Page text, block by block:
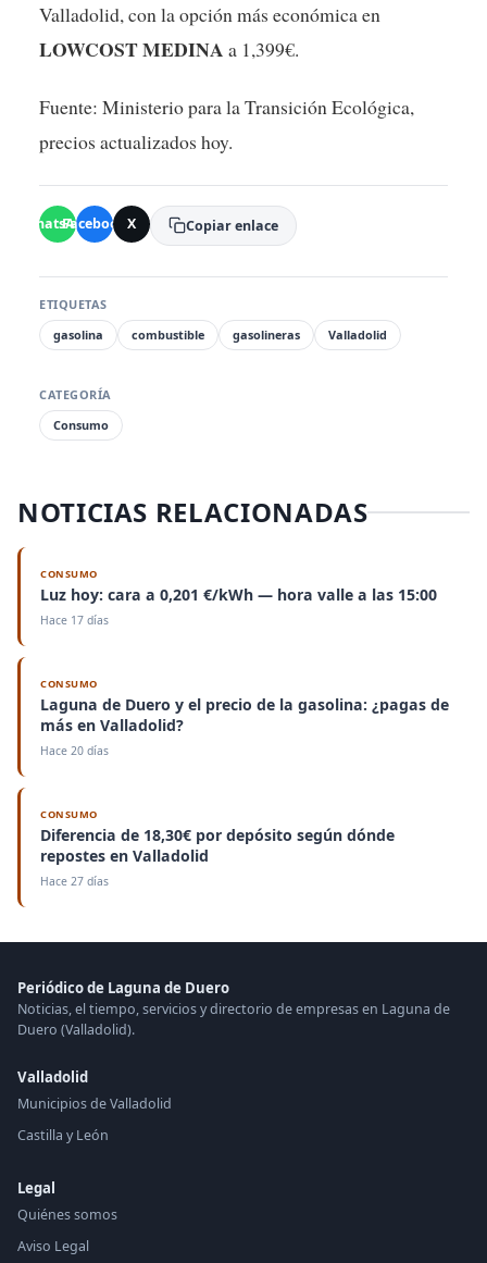
Valladolid, con la opción más económica en
LOWCOST MEDINA a 1,399€.
Fuente: Ministerio para la Transición Ecológica,
precios actualizados hoy.
WhatsApp
Facebook X Copiar enlace
ETIQUETAS
gasolina
combustible gasolineras Valladolid
CATEGORÍA
Consumo
NOTICIAS RELACIONADAS
CONSUMO
Luz hoy: cara a 0,201 €/kWh — hora valle a las 15:00
Hace 17 días
CONSUMO
Laguna de Duero y el precio de la gasolina: ¿pagas de
más en Valladolid?
Hace 20 días
CONSUMO
Diferencia de 18,30€ por depósito según dónde
repostes en Valladolid
Hace 27 días
Periódico de Laguna de Duero
Noticias, el tiempo, servicios y directorio de empresas en Laguna de
Duero (Valladolid).
Valladolid
Municipios de Valladolid
Castilla y León
Legal
Quiénes somos
Aviso Legal